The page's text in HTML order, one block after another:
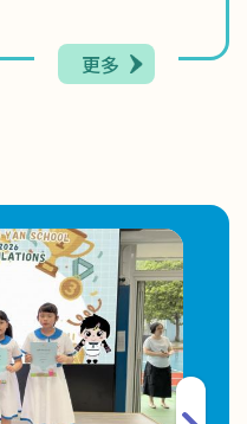
匯演 X 學校簡介
舞蹈班取錄名單
更多